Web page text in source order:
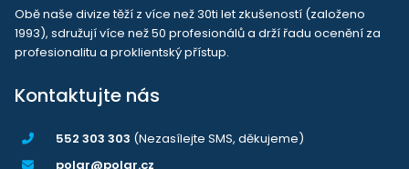
Obě naše divize těží z více než 30ti let zkušeností (založeno
1993), sdružují více než 50 profesionálů a drží řadu ocenění za
profesionalitu a proklientský přístup.
Kontaktujte nás
552 303 303 (Nezasílejte SMS, děkujeme)
polar@polar.cz